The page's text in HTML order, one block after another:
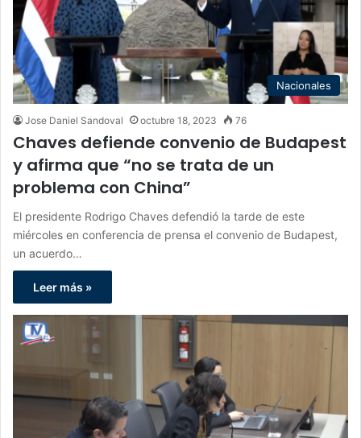
Nacionales
Jose Daniel Sandoval octubre 18, 2023 76
Chaves defiende convenio de Budapest
y afirma que “no se trata de un
problema con China”
El presidente Rodrigo Chaves defendió la tarde de este
miércoles en conferencia de prensa el convenio de Budapest,
un acuerdo…
Leer más »